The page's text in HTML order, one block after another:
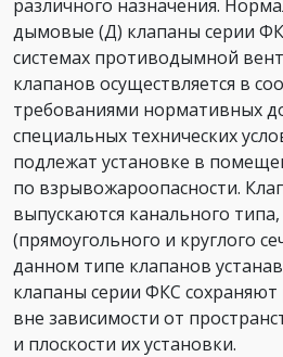
различного назначения.
дымовые (Д) клапаны серии
системах противодымной
клапанов осуществляется в
требованиями нормативных
специальных технических
подлежат установке в
по взрывожароопасности.
выпускаются канального
(прямоугольного и круглого
данном типе клапанов
клапаны серии ФКС сохраняют
вне зависимости от
и плоскости их установки.